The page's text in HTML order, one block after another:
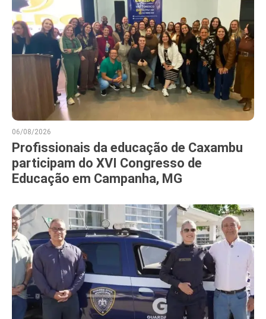
06/08/2026
Profissionais da educação de Caxambu
participam do XVI Congresso de
Educação em Campanha, MG